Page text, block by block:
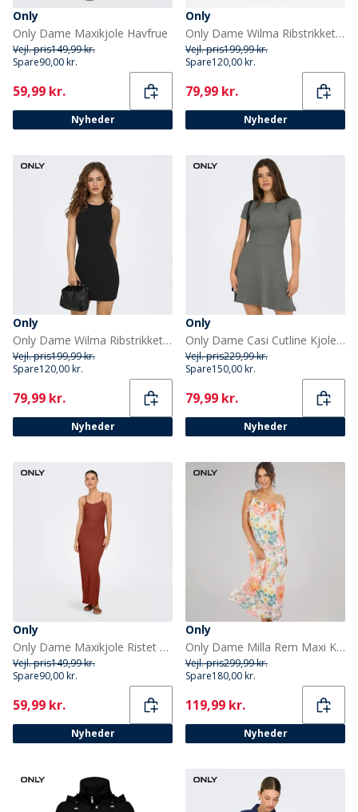
Only
Only Dame Maxikjole Havfrue
Vejl. pris149,99 kr.
Spare90,00 kr.
Current
59,99 kr.
Nyheder
Only
Only Dame Wilma Ribstrikket Kjole Bleglilla
Vejl. pris199,99 kr.
Spare120,00 kr.
Current
79,99 kr.
Nyheder
Only
Only Dame Wilma Ribstrikket Kjole Sort
Vejl. pris199,99 kr.
Spare120,00 kr.
Current
79,99 kr.
Nyheder
Only
Only Dame Casi Cutline Kjole Bævergry
Vejl. pris229,99 kr.
Spare150,00 kr.
Current
79,99 kr.
Nyheder
Only
Only Dame Maxikjole Ristet brunrød
Vejl. pris149,99 kr.
Spare90,00 kr.
Current
59,99 kr.
Nyheder
Only
Only Dame Milla Rem Maxi Kjole Cloud Dancer Big Flowers
Vejl. pris299,99 kr.
Spare180,00 kr.
Current
119,99 kr.
Nyheder